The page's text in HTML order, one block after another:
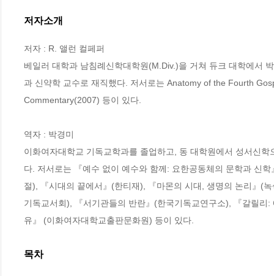
저자소개
저자 : R. 앨런 컬페퍼
베일러 대학과 남침례신학대학원(M.Div.)을 거쳐 듀크 대학에서
과 신약학 교수로 재직했다. 저서로는 Anatomy of the Fourth
Commentary(2007) 등이 있다.
역자 : 박경미
이화여자대학교 기독교학과를 졸업하고, 동 대학원에서 성서신
다. 저서로는 『예수 없이 예수와 함께: 요한공동체의 문학과 신
절), 『시대의 끝에서』(한티재), 『마몬의 시대, 생명의 논리』(
기독교서회), 『서기관들의 반란』(한국기독교연구소), 『갈릴
유』 (이화여자대학교출판문화원) 등이 있다.
목차